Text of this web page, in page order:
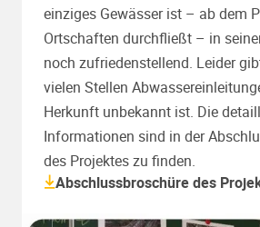
einziges Gewässer ist – ab dem
Ortschaften durchfließt – in
noch zufriedenstellend. Leider
vielen Stellen
Herkunft unbekannt ist. Die
Informationen sind in der
des Projektes zu finden.
Abschlussbroschüre des